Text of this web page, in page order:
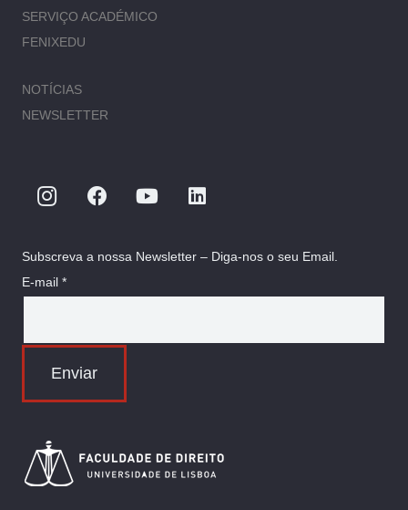
SERVIÇO ACADÉMICO
FENIXEDU
NOTÍCIAS
NEWSLETTER
Subscreva a nossa Newsletter – Diga-nos o seu Email.
E-mail *